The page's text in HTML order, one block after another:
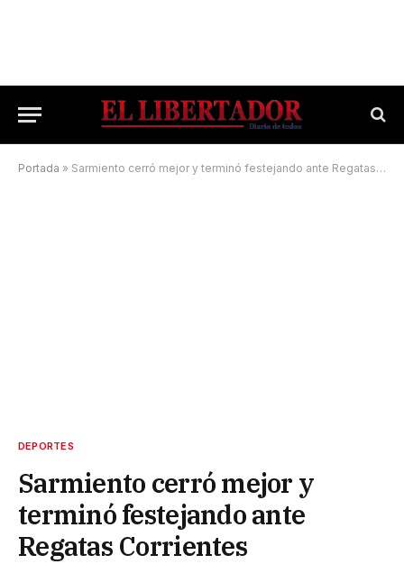
Portada » Sarmiento cerró mejor y terminó festejando ante Regatas Corrientes
DEPORTES
Sarmiento cerró mejor y
terminó festejando ante
Regatas Corrientes